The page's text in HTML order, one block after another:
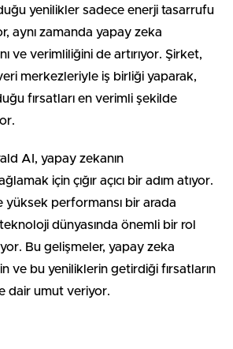
yenilikler sadece enerji tasarrufu
aynı zamanda yapay zeka
ve verimliliğini de artırıyor. Şirket,
merkezleriyle iş birliği yaparak,
fırsatları en verimli şekilde
AI, yapay zekanın
için çığır açıcı bir adım atıyor.
yüksek performansı bir arada
dünyasında önemli bir rol
Bu gelişmeler, yapay zeka
ve bu yeniliklerin getirdiği fırsatların
dair umut veriyor.